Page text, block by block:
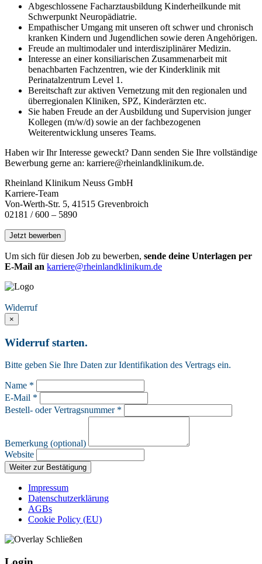
Abgeschlossene Facharztausbildung Kinderheilkunde mit
Schwerpunkt Neuropädiatrie.
Empathischer Umgang mit unseren oft schwer und chronisch
kranken Kindern und Jugendlichen sowie deren Angehörigen.
Freude an multimodaler und interdisziplinärer Medizin.
Interesse an einer konsiliarischen Zusammenarbeit mit
benachbarten Fachzentren, wie der Kinderklinik mit
Perinatalzentrum Level 1.
Bereitschaft zur aktiven Vernetzung mit den regionalen und
überregionalen Kliniken, SPZ, Kinderärzten etc.
Sie haben Freude an der Ausbildung und Supervision junger
Kollegen (m/w/d) sowie an der fachbezogenen
Weiterentwicklung unseres Teams.
Haben wir Ihr Interesse geweckt? Dann senden Sie Ihre vollständige
Bewerbung gerne an: karriere@rheinlandklinikum.de.
Rheinland Klinikum Neuss GmbH
Karriere-Team
Von-Werth-Str. 5, 41515 Grevenbroich
02181 / 600 – 5890
Um sich für diesen Job zu bewerben, sende deine Unterlagen per
E-Mail an karriere@rheinlandklinikum.de
Widerruf
×
Widerruf starten.
Bitte geben Sie Ihre Daten zur Identifikation des Vertrags ein.
Name *
E-Mail *
Bestell- oder Vertragsnummer *
Bemerkung (optional)
Website
Weiter zur Bestätigung
Impressum
Datenschutzerklärung
AGBs
Cookie Policy (EU)